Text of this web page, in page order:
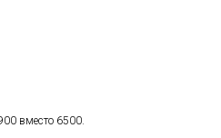
вместо 6500.